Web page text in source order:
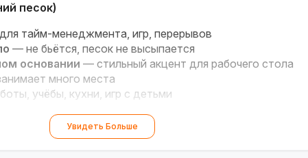
песок)
тайм-менеджмента, игр, перерывов
— не бьётся, песок не высыпается
основании — стильный акцент для рабочего стола
много места
учёбы, кухни, игр с детьми
времени!
Увидеть Больше